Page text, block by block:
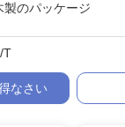
製のパッケージ
T
なさい